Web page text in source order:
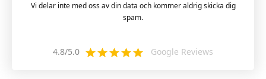
Vi delar inte med oss av din data och kommer aldrig skicka dig
spam.
4.8/5.0 Google Reviews